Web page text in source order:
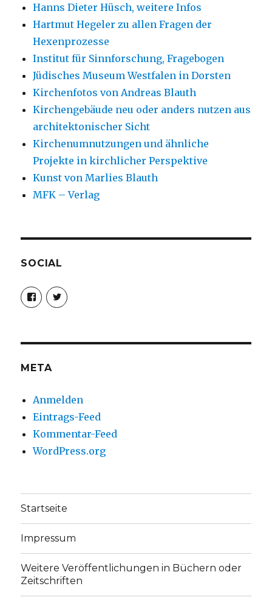
Hanns Dieter Hüsch, weitere Infos
Hartmut Hegeler zu allen Fragen der
Hexenprozesse
Institut für Sinnforschung, Fragebogen
Jüdisches Museum Westfalen in Dorsten
Kirchenfotos von Andreas Blauth
Kirchengebäude neu oder anders nutzen aus
architektonischer Sicht
Kirchenumnutzungen und ähnliche
Projekte in kirchlicher Perspektive
Kunst von Marlies Blauth
MFK – Verlag
SOCIAL
Profil
von
christoph.fleischer1
anzeigen
Profil
von
anzeigen
META
Anmelden
Eintrags-Feed
Kommentar-Feed
WordPress.org
Startseite
Impressum
Weitere Veröffentlichungen in Büchern oder
Zeitschriften